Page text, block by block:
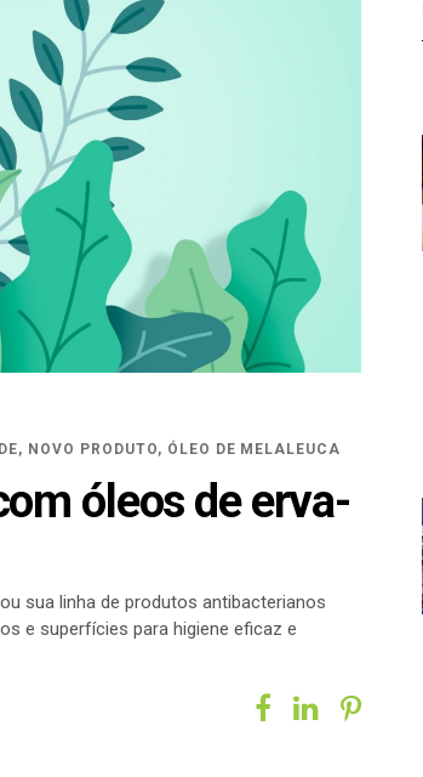
, NOVO PRODUTO, ÓLEO DE MELALEUCA
óleos de erva-
sua linha de produtos antibacterianos
e superfícies para higiene eficaz e